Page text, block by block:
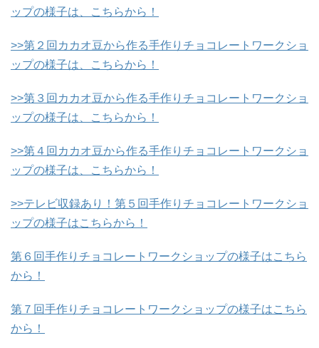
ップの様子は、こちらから！
>>第２回カカオ豆から作る手作りチョコレートワークショ
ップの様子は、こちらから！
>>第３回カカオ豆から作る手作りチョコレートワークショ
ップの様子は、こちらから！
>>第４回カカオ豆から作る手作りチョコレートワークショ
ップの様子は、こちらから！
>>テレビ収録あり！第５回手作りチョコレートワークショ
ップの様子はこちらから！
第６回手作りチョコレートワークショップの様子はこちら
から！
第７回手作りチョコレートワークショップの様子はこちら
から！